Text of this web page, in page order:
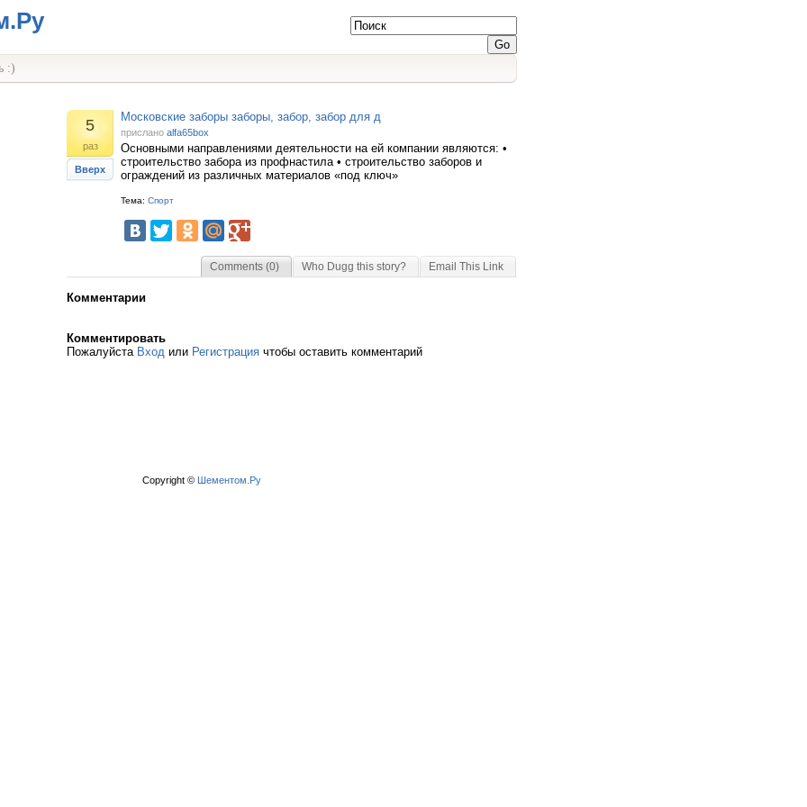
:)
5
раз
Вверх
Московские заборы заборы, забор, забор для д
прислано alfa65box
Основными направлениями деятельности на ей компании являются: •
строительство забора из профнастила • строительство заборов и
ограждений из различных материалов «под ключ»
Тема: Спорт
Comments (0) Who Dugg this story? Email This Link
Комментарии
Комментировать
Пожалуйста Вход или Регистрация чтобы оставить комментарий
Copyright © Шементом.Ру